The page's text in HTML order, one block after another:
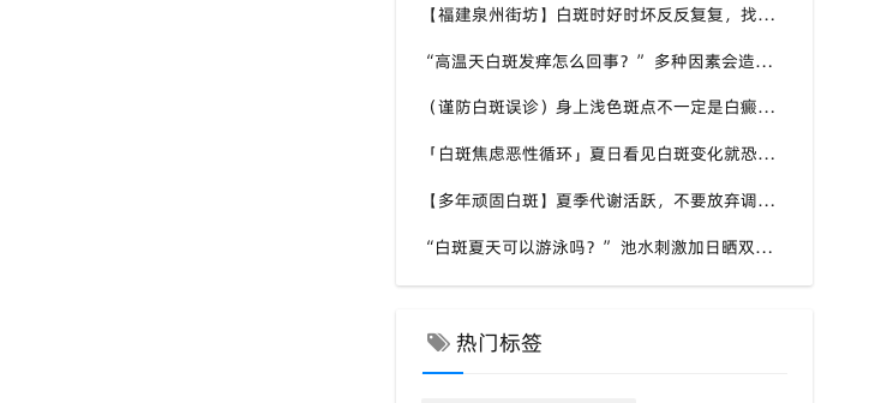
【福建泉州街坊】白斑时好时坏反反复复，找不准诱因，泉州中科白癜风医院帮梳理夏季白斑波动各类诱因
“高温天白斑发痒怎么回事？” 多种因素会造成白斑处瘙痒，泉州中科白癜风医院讲解白斑发痒的处理方式
（谨防白斑误诊）身上浅色斑点不一定是白癜风，盲目用药危害皮肤，泉州中科白癜风医院建议先明确白斑类型
「白斑焦虑恶性循环」夏日看见白斑变化就恐慌，负面情绪反加重病情，泉州中科白癜风医院呼吁放平心态应对
【多年顽固白斑】夏季代谢活跃，不要放弃调理机会，泉州中科白癜风医院建议结合自身情况定制改善思路
“白斑夏天可以游泳吗？” 池水刺激加日晒双重考验，泉州中科白癜风医院告知白癜风人群游泳防护要点
热门标签